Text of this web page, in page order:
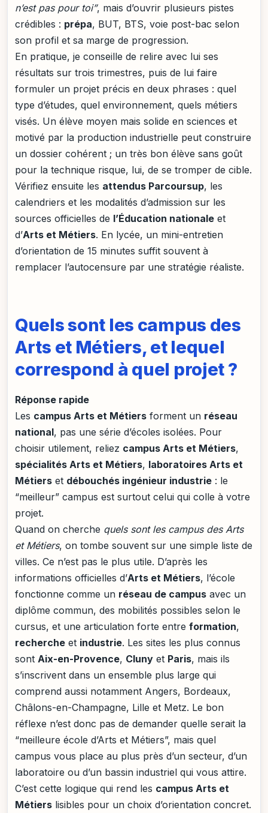
n’est pas pour toi”, mais d’ouvrir plusieurs pistes
crédibles : prépa, BUT, BTS, voie post-bac selon
son profil et sa marge de progression.
En pratique, je conseille de relire avec lui ses
résultats sur trois trimestres, puis de lui faire
formuler un projet précis en deux phrases : quel
type d’études, quel environnement, quels métiers
visés. Un élève moyen mais solide en sciences et
motivé par la production industrielle peut construire
un dossier cohérent ; un très bon élève sans goût
pour la technique risque, lui, de se tromper de cible.
Vérifiez ensuite les attendus Parcoursup, les
calendriers et les modalités d’admission sur les
sources officielles de l’Éducation nationale et
d’Arts et Métiers. En lycée, un mini-entretien
d’orientation de 15 minutes suffit souvent à
remplacer l’autocensure par une stratégie réaliste.
Quels sont les campus des
Arts et Métiers, et lequel
correspond à quel projet ?
Réponse rapide
Les campus Arts et Métiers forment un réseau
national, pas une série d’écoles isolées. Pour
choisir utilement, reliez campus Arts et Métiers,
spécialités Arts et Métiers, laboratoires Arts et
Métiers et débouchés ingénieur industrie : le
“meilleur” campus est surtout celui qui colle à votre
projet.
Quand on cherche quels sont les campus des Arts
et Métiers, on tombe souvent sur une simple liste de
villes. Ce n’est pas le plus utile. D’après les
informations officielles d’Arts et Métiers, l’école
fonctionne comme un réseau de campus avec un
diplôme commun, des mobilités possibles selon le
cursus, et une articulation forte entre formation,
recherche et industrie. Les sites les plus connus
sont Aix-en-Provence, Cluny et Paris, mais ils
s’inscrivent dans un ensemble plus large qui
comprend aussi notamment Angers, Bordeaux,
Châlons-en-Champagne, Lille et Metz. Le bon
réflexe n’est donc pas de demander quelle serait la
“meilleure école d’Arts et Métiers”, mais quel
campus vous place au plus près d’un secteur, d’un
laboratoire ou d’un bassin industriel qui vous attire.
C’est cette logique qui rend les campus Arts et
Métiers lisibles pour un choix d’orientation concret.